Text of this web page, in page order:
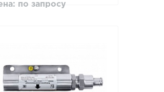
по запросу